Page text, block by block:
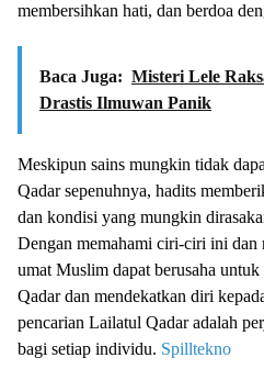
membersihkan hati, dan berdoa
Baca Juga: Misteri Lele
Drastis Ilmuwan Panik
Meskipun sains mungkin tidak
Qadar sepenuhnya, hadits
dan kondisi yang mungkin
Dengan memahami ciri-ciri ini dan
umat Muslim dapat berusaha
Qadar dan mendekatkan diri
pencarian Lailatul Qadar adalah
bagi setiap individu. Spilltekno